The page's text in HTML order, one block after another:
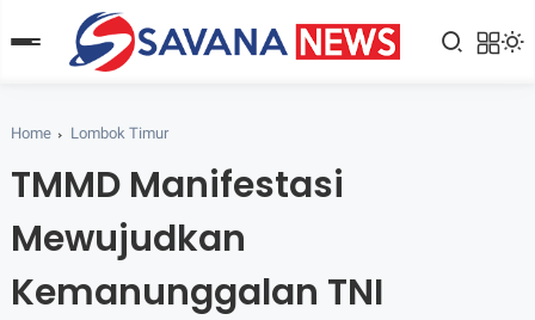
Home Lombok Timur
TMMD Manifestasi
Mewujudkan
Kemanunggalan TNI